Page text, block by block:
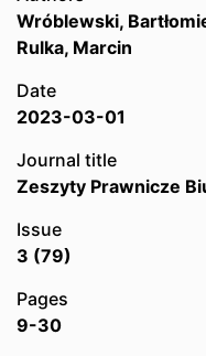
Wróblewski,
Rulka, Marcin
Date
2023-03-01
Journal title
Zeszyty Prawnicze
Issue
3 (79)
Pages
9-30